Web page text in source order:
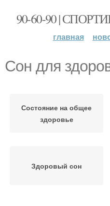
90-60-90 |
главная
Сон для
Состояние на общее
здоровье
Здоровый сон